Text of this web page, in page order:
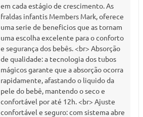
em cada estágio de crescimento. As
fraldas infantis Members Mark, oferece
uma serie de beneficios que as tornam
uma escolha excelente para o conforto
e segurança dos bebês. <br> Absorção
de qualidade: a tecnologia dos tubos
mágicos garante que a absorção ocorra
rapidamente, afastando o liquido da
pele do bebê, mantendo o seco e
confortável por até 12h. <br> Ajuste
confortável e seguro: com sistema abre